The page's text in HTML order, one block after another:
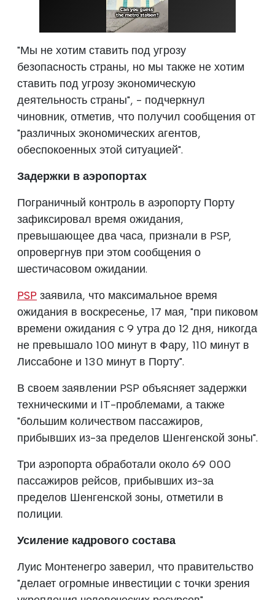
"Мы не хотим ставить под угрозу
безопасность страны, но мы также не хотим
ставить под угрозу экономическую
деятельность страны", - подчеркнул
чиновник, отметив, что получил сообщения от
"различных экономических агентов,
обеспокоенных этой ситуацией".
Задержки в аэропортах
Пограничный контроль в аэропорту Порту
зафиксировал время ожидания,
превышающее два часа, признали в PSP,
опровергнув при этом сообщения о
шестичасовом ожидании.
PSP заявила, что максимальное время
ожидания в воскресенье, 17 мая, "при пиковом
времени ожидания с 9 утра до 12 дня, никогда
не превышало 100 минут в Фару, 110 минут в
Лиссабоне и 130 минут в Порту".
В своем заявлении PSP объясняет задержки
техническими и IT-проблемами, а также
"большим количеством пассажиров,
прибывших из-за пределов Шенгенской зоны".
Три аэропорта обработали около 69 000
пассажиров рейсов, прибывших из-за
пределов Шенгенской зоны, отметили в
полиции.
Усиление кадрового состава
Луис Монтенегро заверил, что правительство
"делает огромные инвестиции с точки зрения